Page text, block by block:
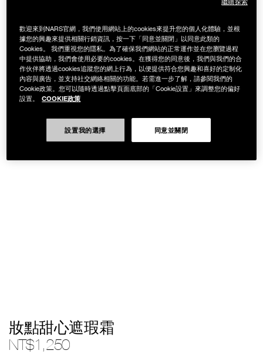
soft-
matte-
complete-
concealer/0607845012801.html
No.
999NAC0000045
妝點甜心遮瑕霜
NT$1,250
歡迎來到NARS官網，我們使用網站上的cookies來提升您的個人化體驗，並根
據您的興趣來提供相關行銷資訊，按一下「同意並關閉」以同意此類的
Cookies。 我們重視您的隱私。為了確保我們網站的正常運作並在您瀏覽過程
中提供協助，我們會使用必要的cookies。在獲得您的同意後，我們與我們的合
作伙伴將透過cookies追蹤您的網上行為，以便提供符合您興趣和喜好的定制化
內容與廣告，並支持社交網絡相關的功能。若需進一步了解，請參閱我們的
Cookie政策。您可以隨時透過點擊頁面底部的「Cookie設置」來調整您的偏好
設置。
COOKIE政策
設置我的選擇 同意並關閉
繼續探索